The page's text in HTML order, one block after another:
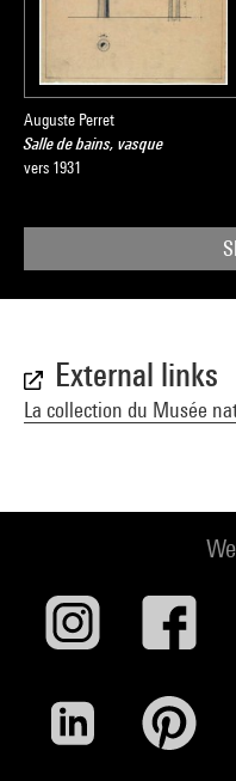
Auguste Perret
Salle de bains, vasque
vers 1931
External links
La collection du Musée